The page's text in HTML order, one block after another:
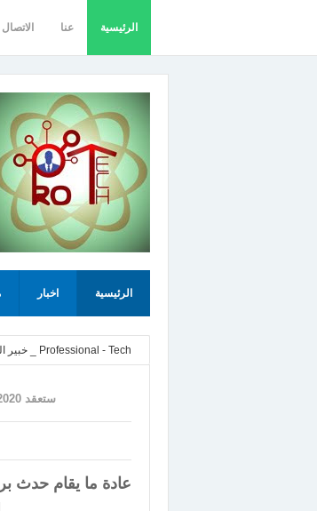
الرئيسية عنا الاتصال
الرئيسية اخبار
Professional - Tech _ خبير التقنية
ستعقد IFA 2020 في شكل "جديد مبتكر" بدلاً من المؤتمر العادي بسبب COVID-19
عادة ما يقام حدث